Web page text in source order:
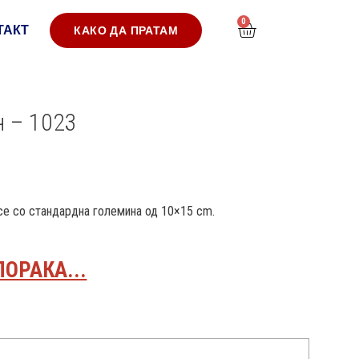
КАКО ДА ПРАТАМ
0
– 1023
со стандардна големина од 10×15 cm.